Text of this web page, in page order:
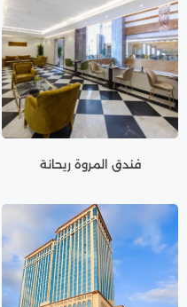
فندق المروة ريحانة